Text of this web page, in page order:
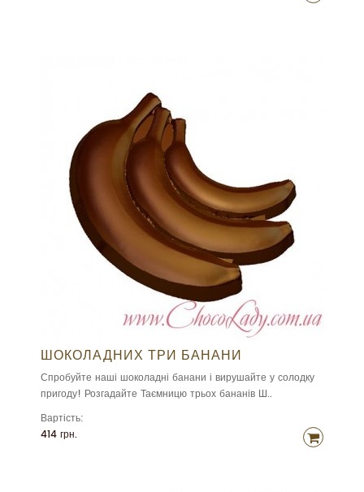
ШОКОЛАДНИХ ТРИ БАНАНИ
Спробуйте наші шоколадні банани і вирушайте у солодку
пригоду! Розгадайте Таємницю трьох бананів Ш..
Вартість:
414 грн.